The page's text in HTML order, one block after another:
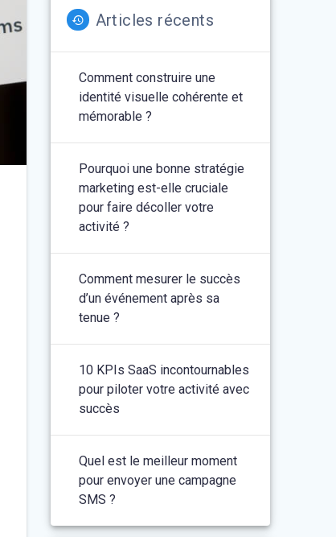
Articles récents
Comment construire une
identité visuelle cohérente et
mémorable ?
Pourquoi une bonne stratégie
marketing est-elle cruciale
pour faire décoller votre
activité ?
Comment mesurer le succès
d’un événement après sa
tenue ?
10 KPIs SaaS incontournables
pour piloter votre activité avec
succès
Quel est le meilleur moment
pour envoyer une campagne
SMS ?